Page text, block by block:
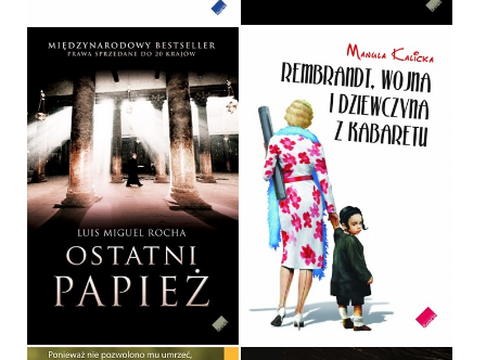
OSTATNI PAPIEŻ
LUIS MIGUEL ROCHA
OPRAWA MIĘKKA
29,90 ZŁ
REMBRANDT, WOJNA I
DZIEWCZYNA Z
KABARETU
MANULA KALICKA
OPRAWA MIĘKKA
32,90 ZŁ